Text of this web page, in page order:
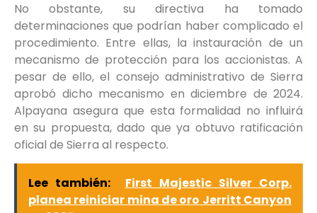
No obstante, su directiva ha tomado
determinaciones que podrían haber complicado el
procedimiento. Entre ellas, la instauración de un
mecanismo de protección para los accionistas. A
pesar de ello, el consejo administrativo de Sierra
aprobó dicho mecanismo en diciembre de 2024.
Alpayana asegura que esta formalidad no influirá
en su propuesta, dado que ya obtuvo ratificación
oficial de Sierra al respecto.
Lee también:
First Majestic Silver Corp.
planea reiniciar mina de oro Jerritt Canyon